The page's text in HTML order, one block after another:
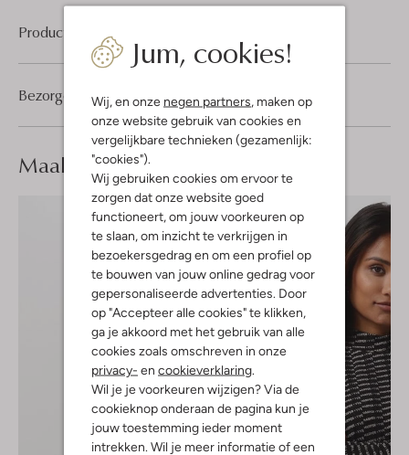
Jum, cookies!
Wij, en onze negen partners, maken op
onze website gebruik van cookies en
vergelijkbare technieken (gezamenlijk:
"cookies").
Wij gebruiken cookies om ervoor te
zorgen dat onze website goed
functioneert, om jouw voorkeuren op
te slaan, om inzicht te verkrijgen in
bezoekersgedrag en om een profiel op
te bouwen van jouw online gedrag voor
gepersonaliseerde advertenties. Door
op "Accepteer alle cookies" te klikken,
ga je akkoord met het gebruik van alle
cookies zoals omschreven in onze
privacy- en cookieverklaring.
Wil je je voorkeuren wijzigen? Via de
cookieknop onderaan de pagina kun je
jouw toestemming ieder moment
intrekken. Wil je meer informatie of een
Product informatie
Bezorgen & retourneren
Maak jelook compleet